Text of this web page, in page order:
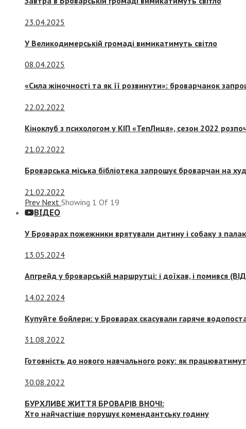
23.04.2025
У Великодимерській громаді вимикатимуть світло
08.04.2025
«Сила жіночності та як її розвинути»: броварчанок
22.02.2022
Кіноклуб з психологом у КІП «ТепЛиця», сезон 2022
21.02.2022
Броварська міська бібліотека запрошує броварчан на
21.02.2022
Prev Next Showing 1 Of 19
ВІДЕО
У Броварах пожежники врятували дитину і собаку з
13.05.2024
Апгрейд у броварській маршрутці: і доїхав, і помився
14.02.2024
Купуйте бойлери: у Броварах скасували гаряче
31.08.2022
Готовність до нового навчального року: як
30.08.2022
БУРХЛИВЕ ЖИТТЯ БРОВАРІВ ВНОЧІ:
Хто найчастіше порушує комендантську годину